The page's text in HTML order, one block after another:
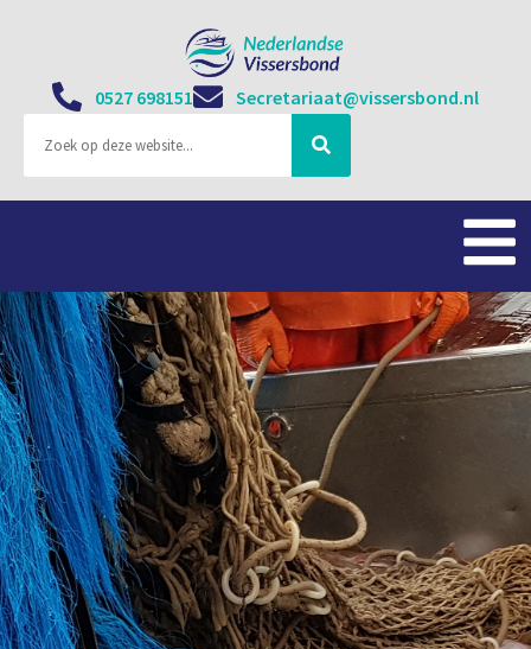
0527 698151 Secretariaat@vissersbond.nl